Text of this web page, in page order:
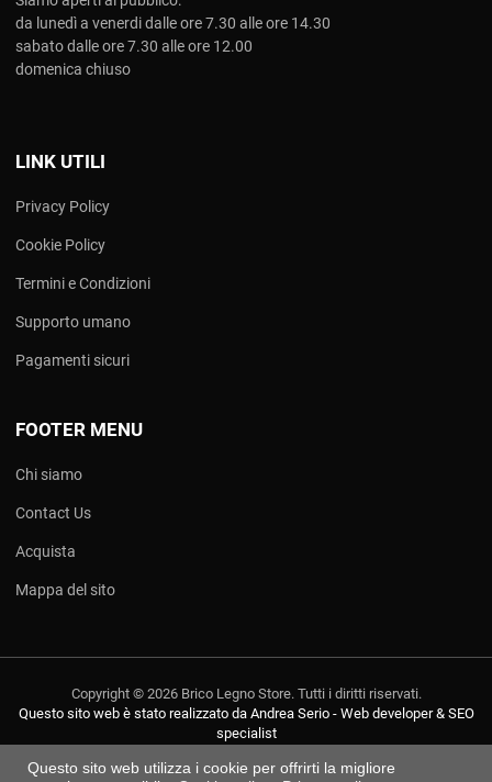
Questo sito web utilizza i cookie per offrirti la migliore
da lunedì a venerdi dalle ore 7.30 alle ore 14.30
sabato dalle ore 7.30 alle ore 12.00
domenica chiuso
LINK UTILI
Privacy Policy
Cookie Policy
Termini e Condizioni
Supporto umano
Pagamenti sicuri
FOOTER MENU
Chi siamo
Contact Us
Acquista
Mappa del sito
Copyright © 2026 Brico Legno Store. Tutti i diritti riservati.
Questo sito web è stato realizzato da Andrea Serio - Web developer & SEO
specialist